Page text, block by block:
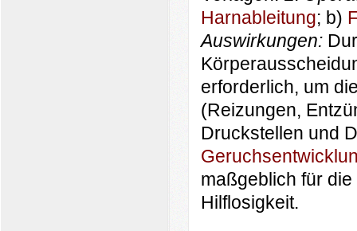
Harnableitung; b)
Auswirkungen:
erforderlich, um
(Reizungen,
Druckstellen und
maßgeblich für
Hilflosigkeit.